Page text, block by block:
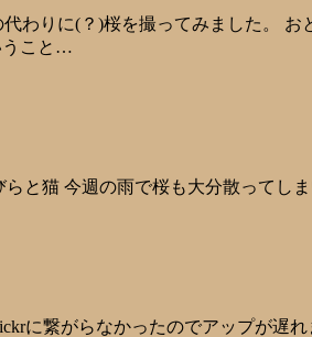
代わりに(？)桜を撮ってみました。
うこと…
と猫 今週の雨で桜も大分散ってしま
に繋がらなかったのでアップが遅